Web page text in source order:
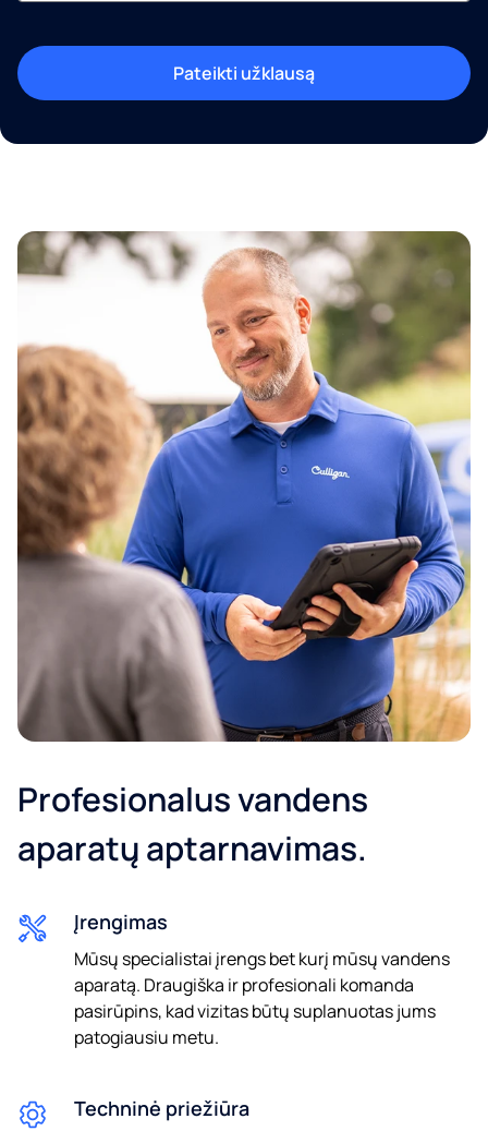
Pateikti užklausą
Pašto kodas*
Telefonas
Jūs sutinkate, kad ,,Culligan“ gali saugoti ir tvarkyti Jūsų duomenis,
kaip aprašytaprivatumo politikoje.
Profesionalus vandens
aparatų aptarnavimas.
Įrengimas
Mūsų specialistai įrengs bet kurį mūsų vandens
aparatą. Draugiška ir profesionali komanda
pasirūpins, kad vizitas būtų suplanuotas jums
patogiausiu metu.
Techninė priežiūra